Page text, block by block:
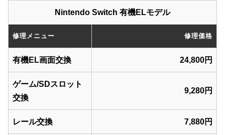
Nintendo Switch 有機ELモデル
修理メニュー 修理価格
有機EL画面交換 24,800円
ゲーム/SDスロット
交換
9,280円
レール交換 7,880円